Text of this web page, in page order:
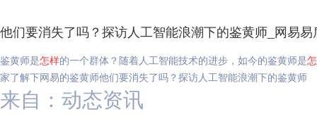
他们要消失了吗？探访人工智能浪潮下的鉴黄师_网易易
鉴黄师是怎样的一个群体？随着人工智能技术的进步，如今的鉴黄师是
家了解下网易的鉴黄师他们要消失了吗？探访人工智能浪潮下的鉴黄师
来自：动态资讯